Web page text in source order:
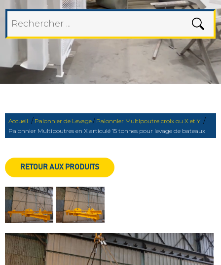
Accueil / Palonnier de Levage/ Palonnier Multipoutre croix ou X et Y /
Palonnier Multipoutres en X articulé 15 tonnes pour levage de bateaux
RETOUR AUX PRODUITS